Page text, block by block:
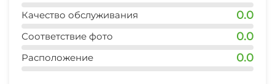
Качество обслуживания 0.0
Соответствие фото 0.0
Расположение 0.0